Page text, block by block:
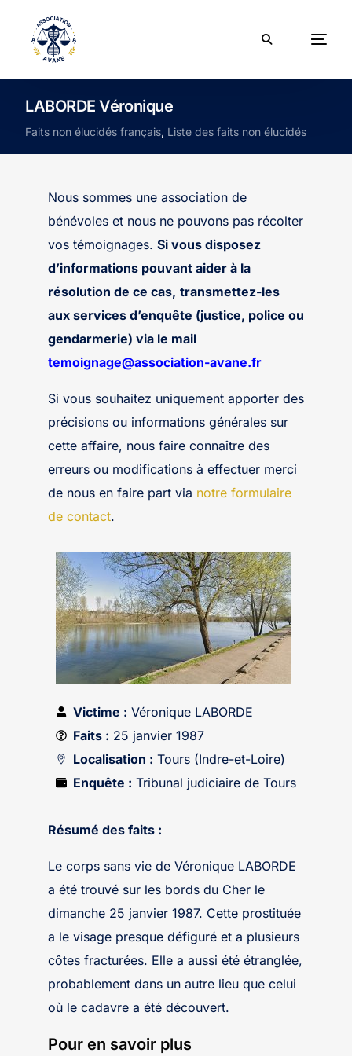
LABORDE Véronique
Faits non élucidés français, Liste des faits non élucidés
Nous sommes une association de
bénévoles et nous ne pouvons pas récolter
vos témoignages. Si vous disposez
d’informations pouvant aider à la
résolution de ce cas, transmettez-les
aux services d’enquête (justice, police ou
gendarmerie) via le mail
temoignage@association-avane.fr
Si vous souhaitez uniquement apporter des
précisions ou informations générales sur
cette affaire, nous faire connaître des
erreurs ou modifications à effectuer merci
de nous en faire part via notre formulaire
de contact.
Victime : Véronique LABORDE
Faits : 25 janvier 1987
Localisation : Tours (Indre-et-Loire)
Enquête : Tribunal judiciaire de Tours
Résumé des faits :
Le corps sans vie de Véronique LABORDE
a été trouvé sur les bords du Cher le
dimanche 25 janvier 1987. Cette prostituée
a le visage presque défiguré et a plusieurs
côtes fracturées. Elle a aussi été étranglée,
probablement dans un autre lieu que celui
où le cadavre a été découvert.
Pour en savoir plus